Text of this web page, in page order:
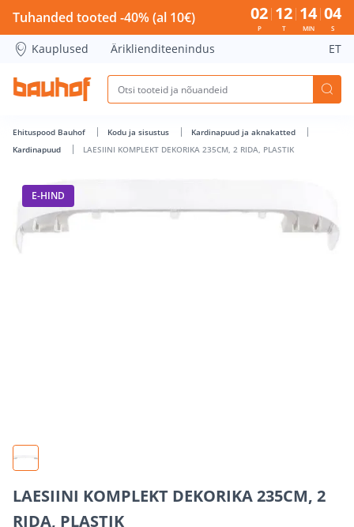
LAESIINI KOMPLEKT DEKORIKA 235CM, 2 RIDA, PLASTIK -
Tuhanded tooted -40% (al 10€) 02
P
12
T
14
MIN
03
S
Kauplused Äriklienditeenindus ET
Ehituspood Bauhof Kodu ja sisustus
Kardinapuud ja aknakatted
Kardinapuud
LAESIINI KOMPLEKT DEKORIKA 235CM, 2 RIDA, PLASTIK
E-HIND
LAESIINI KOMPLEKT DEKORIKA 235CM, 2
RIDA, PLASTIK